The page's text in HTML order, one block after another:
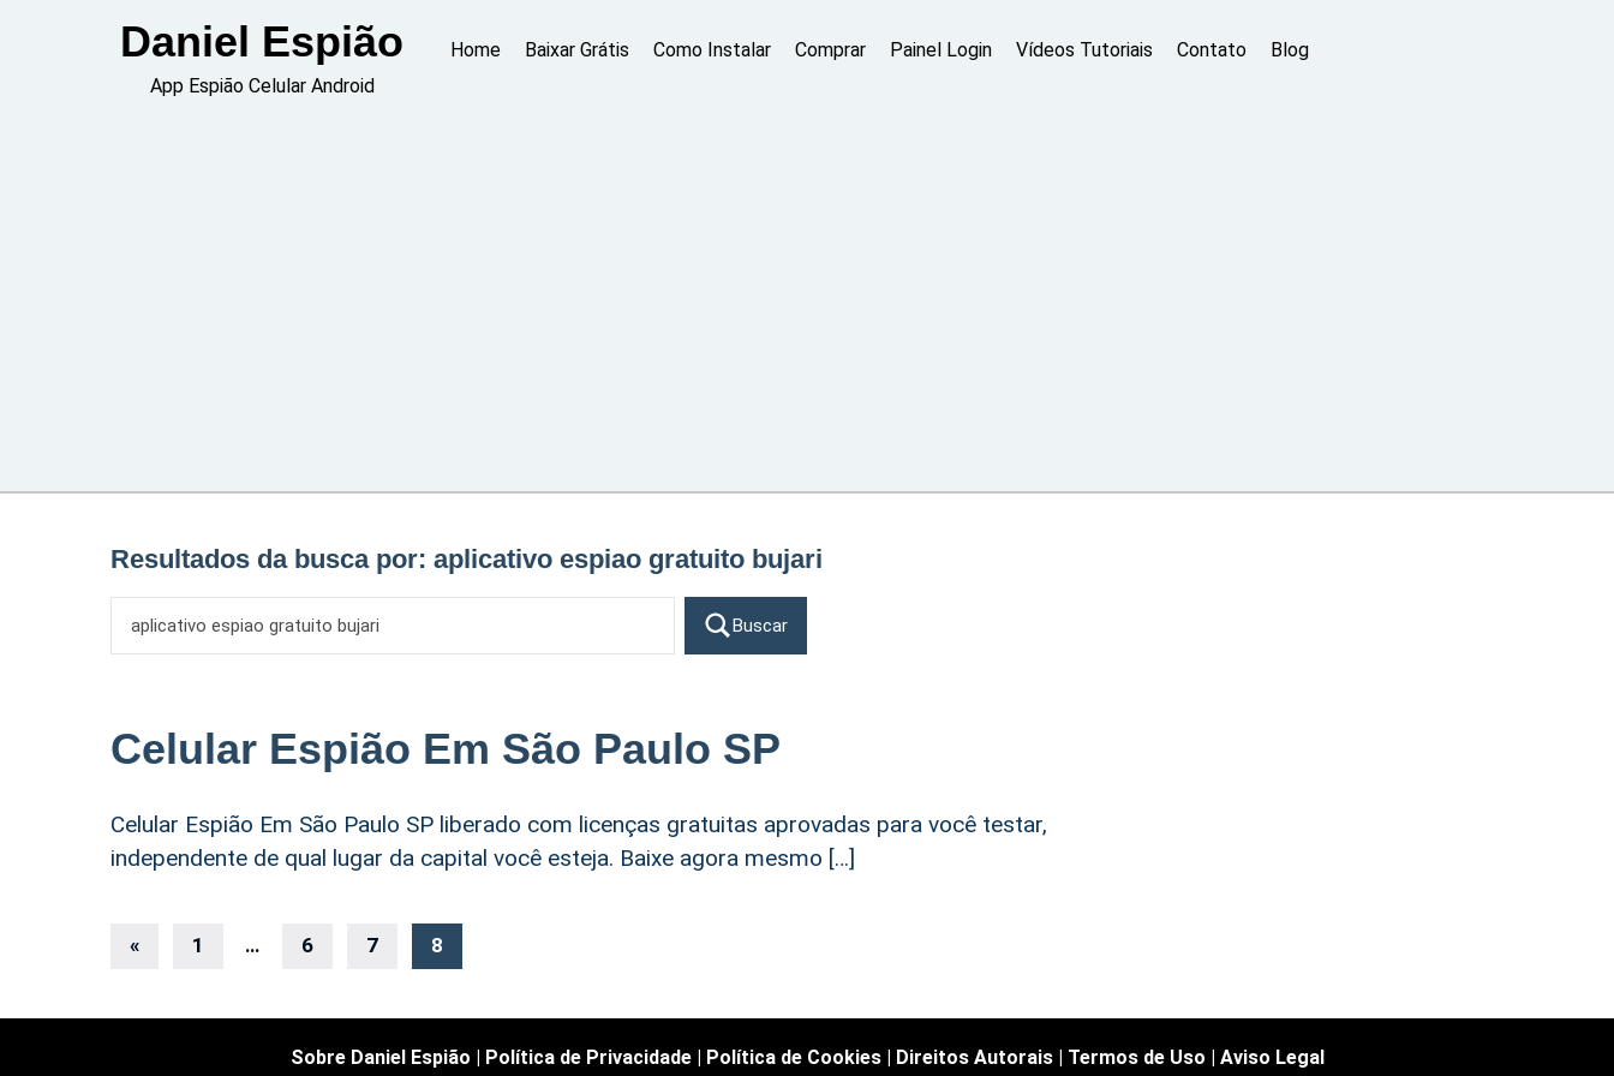
Daniel Espião
App Espião Celular Android
Home Baixar Grátis Como Instalar Comprar Painel Login Vídeos Tutoriais Contato Blog
Resultados da busca por: aplicativo espiao gratuito bujari
Buscar
Celular Espião Em São Paulo SP
Celular Espião Em São Paulo SP liberado com licenças gratuitas aprovadas para você testar,
independente de qual lugar da capital você esteja. Baixe agora mesmo […]
Navegação
« Postagens
1 … 6 7 8
Sobre Daniel Espião | Política de Privacidade| Política de Cookies| Direitos Autorais| Termos de Uso | Aviso Legal